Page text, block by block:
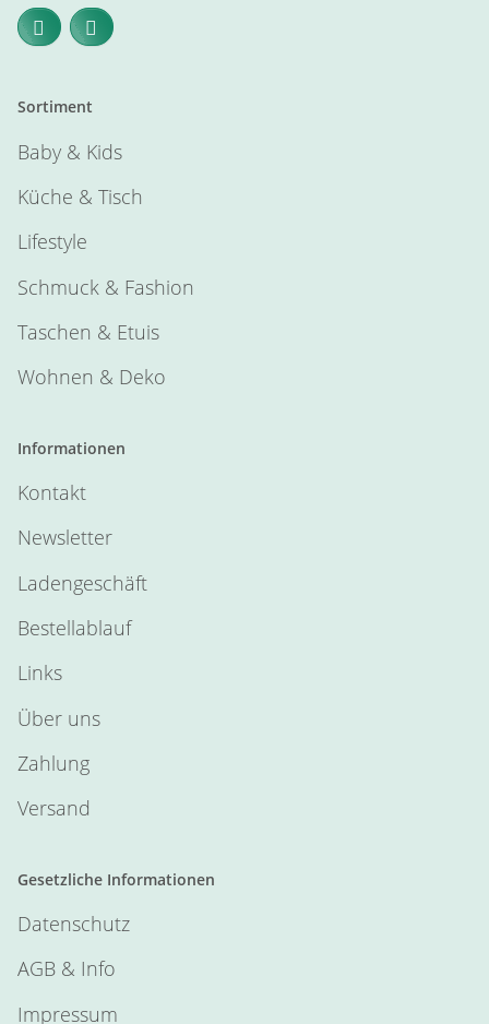
Sortiment
Baby & Kids
Küche & Tisch
Lifestyle
Schmuck & Fashion
Taschen & Etuis
Wohnen & Deko
Informationen
Kontakt
Newsletter
Ladengeschäft
Bestellablauf
Links
Über uns
Zahlung
Versand
Gesetzliche Informationen
Datenschutz
AGB & Info
Impressum